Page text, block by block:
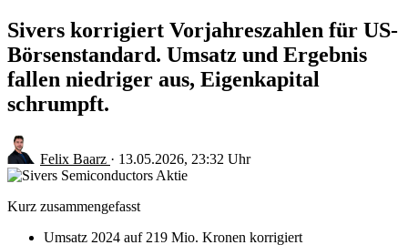
Sivers korrigiert Vorjahreszahlen für US-
Börsenstandard. Umsatz und Ergebnis
fallen niedriger aus, Eigenkapital
schrumpft.
Felix Baarz · 13.05.2026, 23:32 Uhr
Kurz zusammengefasst
Umsatz 2024 auf 219 Mio. Kronen korrigiert